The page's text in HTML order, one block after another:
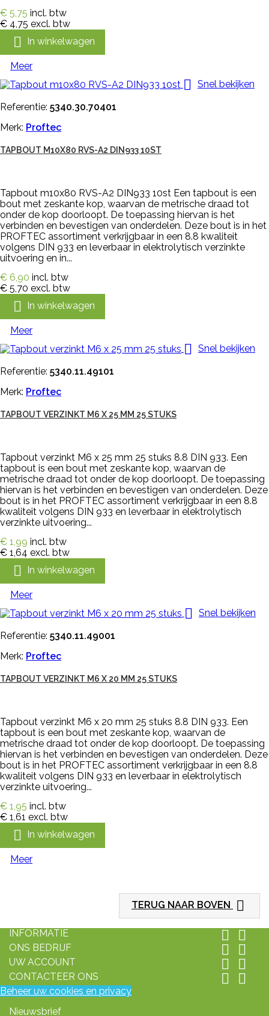
€ 5,75 incl. btw
€ 4,75 excl. btw
 In winkelwagen
Meer
 Snel bekijken
Referentie: 5340.30.70401
Merk: Proftec
TAPBOUT M10X80 RVS-A2 DIN933 10ST
Tapbout m10x80 RVS-A2 DIN933 10st Een tapbout is een
bout met zeskante kop, waarvan de metrische draad tot
onder de kop doorloopt. De toepassing hiervan is het
verbinden en bevestigen van onderdelen. Deze bout is in het
PROFTEC assortiment verkrijgbaar in een 8.8 kwaliteit
volgens DIN 933 en leverbaar in elektrolytisch verzinkte
uitvoering en in...
€ 6,90 incl. btw
€ 5,70 excl. btw
 In winkelwagen
Meer
 Snel bekijken
Referentie: 5340.11.49101
Merk: Proftec
TAPBOUT VERZINKT M6 X 25 MM 25 STUKS
Tapbout verzinkt M6 x 25 mm 25 stuks 8.8 DIN 933. Een
tapbout is een bout met zeskante kop, waarvan de
metrische draad tot onder de kop doorloopt. De toepassing
hiervan is het verbinden en bevestigen van onderdelen. Deze
bout is in het PROFTEC assortiment verkrijgbaar in een 8.8
kwaliteit volgens DIN 933 en leverbaar in elektrolytisch
verzinkte uitvoering...
€ 1,99 incl. btw
€ 1,64 excl. btw
 In winkelwagen
Meer
 Snel bekijken
Referentie: 5340.11.49001
Merk: Proftec
TAPBOUT VERZINKT M6 X 20 MM 25 STUKS
Tapbout verzinkt M6 x 20 mm 25 stuks 8.8 DIN 933. Een
tapbout is een bout met zeskante kop, waarvan de
metrische draad tot onder de kop doorloopt. De toepassing
hiervan is het verbinden en bevestigen van onderdelen. Deze
bout is in het PROFTEC assortiment verkrijgbaar in een 8.8
kwaliteit volgens DIN 933 en leverbaar in elektrolytisch
verzinkte uitvoering...
€ 1,95 incl. btw
€ 1,61 excl. btw
 In winkelwagen
Meer
TERUG NAAR BOVEN 
INFORMATIE  
ONS BEDRIJF  
UW ACCOUNT  
CONTACTEER ONS  
Beheer uw cookies en privacy
Nieuwsbrief